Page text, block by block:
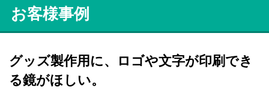
お客様事例
グッズ製作用に、ロゴや文字が印刷でき
る鏡がほしい。